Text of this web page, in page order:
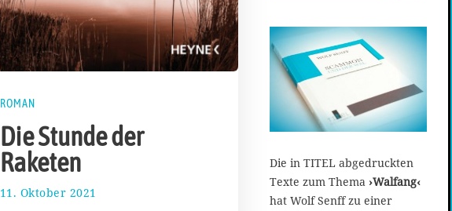
ROMAN
Die Stunde der
Raketen
11. Oktober 2021
Die in TITEL abgedruckten
Texte zum Thema ›Walfang‹
hat Wolf Senff zu einer